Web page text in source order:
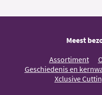
Meest
Assortiment
Geschiedenis en
Xclusive